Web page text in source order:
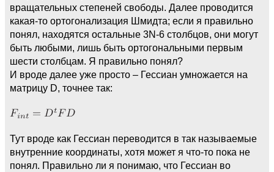
вращательных степеней свободы. Далее проводится
какая-то ортогонализация Шмидта; если я правильно
понял, находятся остальные 3N-6 столбцов, они могут
быть любыми, лишь быть ортогональными первым
шести столбцам. Я правильно понял?
И вроде далее уже просто – Гессиан умножается на
матрицу D, точнее так:
Тут вроде как Гессиан переводится в так называемые
внутренние координаты, хотя может я что-то пока не
понял. Правильно ли я понимаю, что Гессиан во